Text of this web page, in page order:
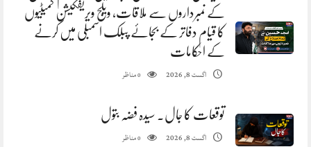
کے نمبرداروں سے ملاقات، ویلج ویریفکیشن کمیٹیوں
کا قیام دفاتر کے بجائے پبلک اسمبلی میں کرنے
کے احکامات
اگست 8, 2026 0مناظر
توقعات کا جال. سیدہ فضہ بتول
اگست 8, 2026 0مناظر